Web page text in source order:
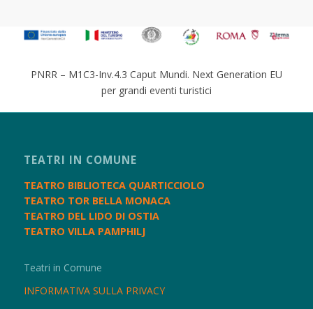
PNRR – M1C3-Inv.4.3 Caput Mundi. Next Generation EU
per grandi eventi turistici
TEATRI IN COMUNE
TEATRO BIBLIOTECA QUARTICCIOLO
TEATRO TOR BELLA MONACA
TEATRO DEL LIDO DI OSTIA
TEATRO VILLA PAMPHILJ
Teatri in Comune
INFORMATIVA SULLA PRIVACY